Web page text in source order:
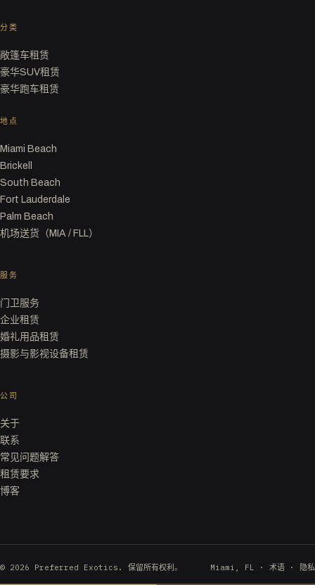
分类
敞篷车租赁
豪华SUV租赁
豪华跑车租赁
地点
Miami Beach
Brickell
South Beach
Fort Lauderdale
Palm Beach
机场送货（MIA / FLL）
服务
门卫服务
企业租赁
婚礼用品租赁
摄影与影视设备租赁
公司
关于
联系
常见问题解答
租赁要求
博客
© 2026 Preferred Exotics. 保留所有权利。 Miami, FL · 术语 · 隐私